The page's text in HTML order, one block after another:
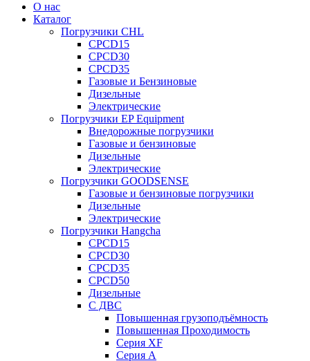
О нас
Каталог
Погрузчики CHL
CPCD15
CPCD30
CPCD35
Газовые и Бензиновые
Дизельные
Электрические
Погрузчики EP Equipment
Внедорожные погрузчики
Газовые и бензиновые
Дизельные
Электрические
Погрузчики GOODSENSE
Газовые и бензиновые погрузчики
Дизельные
Электрические
Погрузчики Hangcha
CPCD15
CPCD30
CPCD35
CPCD50
Дизельные
С ДВС
Повышенная грузоподъёмность
Повышенная Проходимость
Серия XF
Серия А